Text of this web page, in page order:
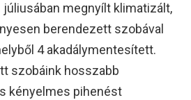
júliusában megnyílt klimatizált,
berendezett szobával
4 akadálymentesített.
szobáink hosszabb
kényelmes pihenést